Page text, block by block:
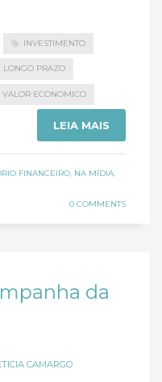
INVESTIMENTO
LONGO PRAZO
VALOR ECONOMICO
LEIA MAIS
FINANCEIRO, NA MÍDIA,
0 COMMENTS
da
CAMARGO